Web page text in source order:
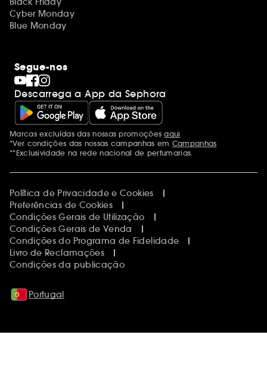
Cyber Monday
Blue Monday
Segue-nos
Descarrega a App da Sephora
Menções adicionais
Marcas excluídas das nossas promoçõesaqui
*Ver condições das nossas campanhas em Campanhas
**Exclusividade na rede nacional de perfumarias.
Política de Privacidade e Cookies
Preferências de Cookies
Condições Gerais de Utilização
Condições Gerais de Venda
Condições do Programa de Fidelidade
Livro de Reclamações
Condições da publicação
Portugal